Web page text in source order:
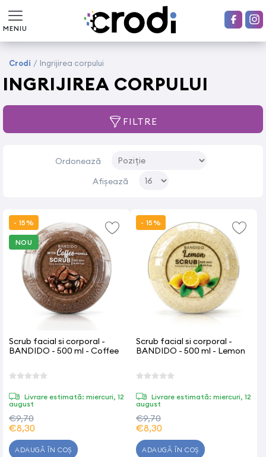
MENIU
Crodi / Ingrijirea corpului
INGRIJIREA CORPULUI
FILTRE
Ordonează
Afișează
- 15%
NOU
Scrub facial si corporal -
BANDIDO - 500 ml - Coffee
Livrare estimată: miercuri, 12
august
€9,70
€8,30
ADAUGĂ ÎN COȘ
- 15%
Scrub facial si corporal -
BANDIDO - 500 ml - Lemon
Livrare estimată: miercuri, 12
august
€9,70
€8,30
ADAUGĂ ÎN COȘ